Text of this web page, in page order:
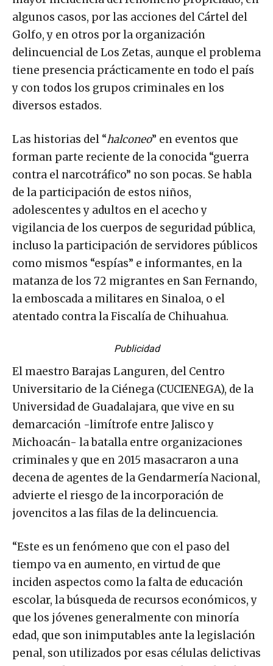
algunos casos, por las acciones del Cártel del
Golfo, y en otros por la organización
delincuencial de Los Zetas, aunque el problema
tiene presencia prácticamente en todo el país
y con todos los grupos criminales en los
diversos estados.
Las historias del “halconeo” en eventos que
forman parte reciente de la conocida “guerra
contra el narcotráfico” no son pocas. Se habla
de la participación de estos niños,
adolescentes y adultos en el acecho y
vigilancia de los cuerpos de seguridad pública,
incluso la participación de servidores públicos
como mismos “espías” e informantes, en la
matanza de los 72 migrantes en San Fernando,
la emboscada a militares en Sinaloa, o el
atentado contra la Fiscalía de Chihuahua.
Publicidad
El maestro Barajas Languren, del Centro
Universitario de la Ciénega (CUCIENEGA), de la
Universidad de Guadalajara, que vive en su
demarcación -limítrofe entre Jalisco y
Michoacán- la batalla entre organizaciones
criminales y que en 2015 masacraron a una
decena de agentes de la Gendarmería Nacional,
advierte el riesgo de la incorporación de
jovencitos a las filas de la delincuencia.
“Este es un fenómeno que con el paso del
tiempo va en aumento, en virtud de que
inciden aspectos como la falta de educación
escolar, la búsqueda de recursos económicos, y
que los jóvenes generalmente con minoría
edad, que son inimputables ante la legislación
penal, son utilizados por esas células delictivas